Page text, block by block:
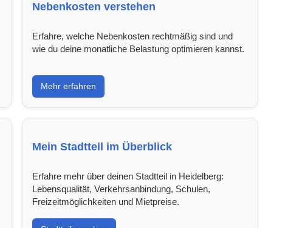
Nebenkosten verstehen
Erfahre, welche Nebenkosten rechtmäßig sind und
wie du deine monatliche Belastung optimieren kannst.
Mehr erfahren
Mein Stadtteil im Überblick
Erfahre mehr über deinen Stadtteil in Heidelberg:
Lebensqualität, Verkehrsanbindung, Schulen,
Freizeitmöglichkeiten und Mietpreise.